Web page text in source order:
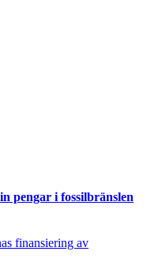
pengar i fossilbränslen
finansiering av